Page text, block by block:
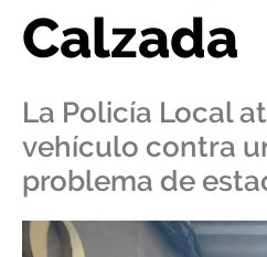
Calzada
La Policía Local
vehículo contra
problema de